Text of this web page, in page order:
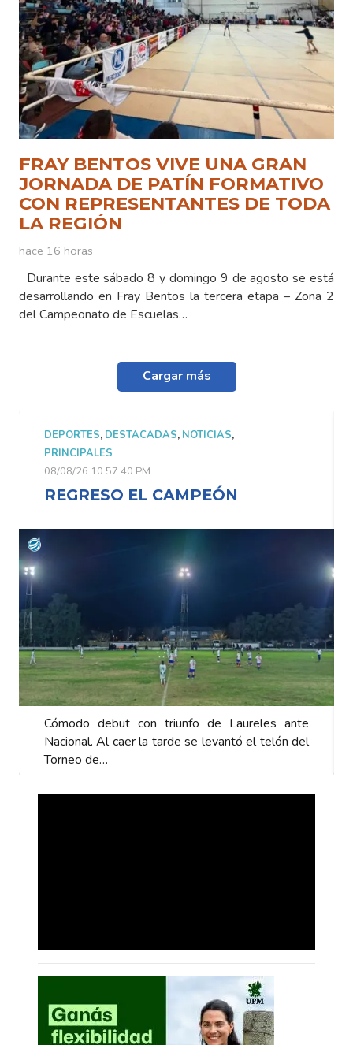
FRAY BENTOS VIVE UNA GRAN
JORNADA DE PATÍN FORMATIVO
CON REPRESENTANTES DE TODA
LA REGIÓN
hace 16 horas
Durante este sábado 8 y domingo 9 de agosto se está
desarrollando en Fray Bentos la tercera etapa – Zona 2
del Campeonato de Escuelas…
Cargar más
DEPORTES, DESTACADAS, NOTICIAS,
PRINCIPALES
08/08/26 10:57:40 PM
REGRESO EL CAMPEÓN
Cómodo debut con triunfo de Laureles ante
Nacional. Al caer la tarde se levantó el telón del
Torneo de…